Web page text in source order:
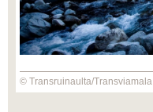
© Transruinaulta/Transviamala